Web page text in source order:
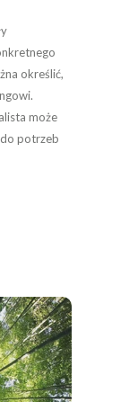
określić,
może
potrzeb